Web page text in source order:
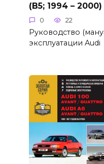
(B5; 1994 – 2000)
0 22
Руководство
эксплуатации Audi